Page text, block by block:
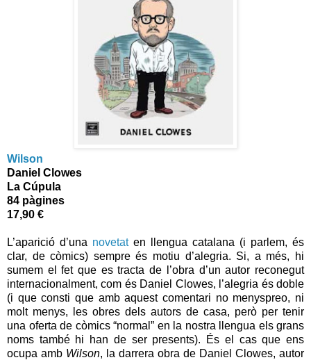
Wilson
Daniel Clowes
La Cúpula
84 pàgines
17,90 €
L’aparició d’una novetaten llengua catalana (i parlem, és
clar, de còmics) sempre és motiu d’alegria. Si, a més, hi
sumem el fet que es tracta de l’obra d’un autor reconegut
internacionalment, com és Daniel Clowes, l’alegria és doble
(i que consti que amb aquest comentari no menyspreo, ni
molt menys, les obres dels autors de casa, però per tenir
una oferta de còmics “normal” en la nostra llengua els grans
noms també hi han de ser presents). És el cas que ens
ocupa amb Wilson, la darrera obra de Daniel Clowes, autor